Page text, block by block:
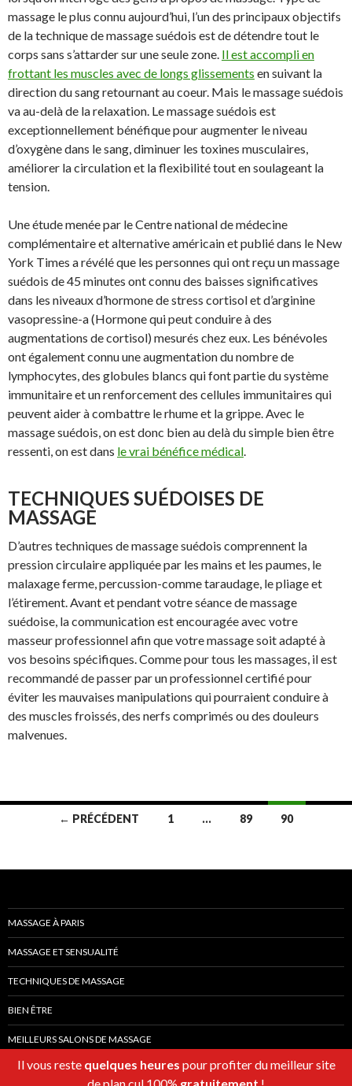
massage le plus connu aujourd’hui, l’un des principaux objectifs
de la technique de massage suédois est de détendre tout le
corps sans s’attarder sur une seule zone. Il est accompli en
frottant les muscles avec de longs glissements en suivant la
direction du sang retournant au coeur. Mais le massage suédois
va au-delà de la relaxation. Le massage suédois est
exceptionnellement bénéfique pour augmenter le niveau
d’oxygène dans le sang, diminuer les toxines musculaires,
améliorer la circulation et la flexibilité tout en soulageant la
tension.
Une étude menée par le Centre national de médecine
complémentaire et alternative américain et publié dans le New
York Times a révélé que les personnes qui ont reçu un massage
suédois de 45 minutes ont connu des baisses significatives
dans les niveaux d’hormone de stress cortisol et d’arginine
vasopressine-a (Hormone qui peut conduire à des
augmentations de cortisol) mesurés chez eux. Les bénévoles
ont également connu une augmentation du nombre de
lymphocytes, des globules blancs qui font partie du système
immunitaire et un renforcement des cellules immunitaires qui
peuvent aider à combattre le rhume et la grippe. Avec le
massage suédois, on est donc bien au delà du simple bien être
ressenti, on est dans le vrai bénéfice médical
TECHNIQUES SUÉDOISES DE
MASSAGE
D’autres techniques de massage suédois comprennent la
pression circulaire appliquée par les mains et les paumes, le
malaxage ferme, percussion-comme taraudage, le pliage et
l’étirement. Avant et pendant votre séance de massage
suédoise, la communication est encouragée avec votre
masseur professionnel afin que votre massage soit adapté à
vos besoins spécifiques. Comme pour tous les massages, il est
recommandé de passer par un professionnel certifié pour
éviter les mauvaises manipulations qui pourraient conduire à
des muscles froissés, des nerfs comprimés ou des douleurs
malvenues.
Navigation
articles
← PRÉCÉDENT 1 … 89 90
MASSAGE À PARIS
MASSAGE ET SENSUALITÉ
TECHNIQUES DE MASSAGE
BIEN ÊTRE
MEILLEURS SALONS DE MASSAGE
Il vous reste quelques heures pour profiter du meilleur site